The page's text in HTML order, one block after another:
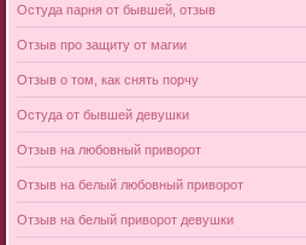
Остуда парня от бывшей, отзыв
Отзыв про защиту от магии
Отзыв о том, как снять порчу
Остуда от бывшей девушки
Отзыв на любовный приворот
Отзыв на белый любовный приворот
Отзыв на белый приворот девушки